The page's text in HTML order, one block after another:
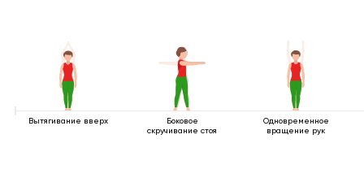
Вытягивание вверх
Боковое
скручивание стоя
Одновременное
вращение рук